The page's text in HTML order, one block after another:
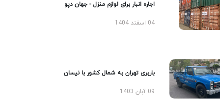
اجاره انبار برای لوازم منزل - جهان دپو
04 اسفند 1404
باربری تهران به شمال کشور با نیسان
09 آبان 1403